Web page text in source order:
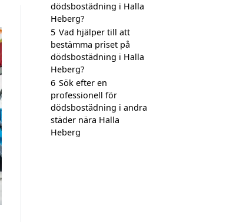
dödsbostädning i Halla
Heberg?
5 Vad hjälper till att
bestämma priset på
dödsbostädning i Halla
Heberg?
6 Sök efter en
professionell för
dödsbostädning i andra
städer nära Halla
Heberg